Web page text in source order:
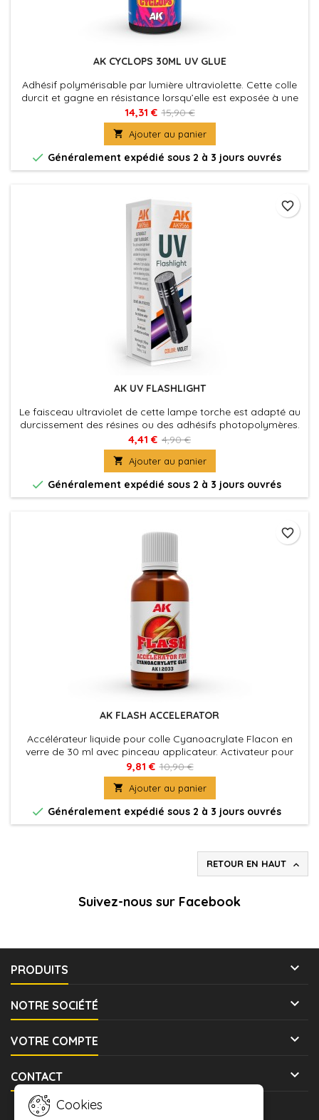
AK CYCLOPS 30ML UV GLUE
Adhésif polymérisable par lumière ultraviolette. Cette colle
durcit et gagne en résistance lorsqu’elle est exposée à une
lumière UV.
14,31 € 15,90 €
 Ajouter au panier
 Généralement expédié sous 2 à 3 jours ouvrés
AK UV FLASHLIGHT
Le faisceau ultraviolet de cette lampe torche est adapté au
durcissement des résines ou des adhésifs photopolymères.
Il peut également servir à d'autres usages, comme la
détection de taches, de billets de banque, de minéraux, de
fuites de liquides, de permis de conduire, de passeports,
etc.
4,41 € 4,90 €
 Ajouter au panier
 Généralement expédié sous 2 à 3 jours ouvrés
favorite_border
AK FLASH ACCELERATOR
Accélérateur liquide pour colle Cyanoacrylate Flacon en
verre de 30 ml avec pinceau applicateur. Activateur pour
cyanoacrylate présenté dans un flacon en verre avec
pinceau applicateur, conçu pour accélérer instantanément
le processus de durcissement de la colle.
9,81 € 10,90 €
 Ajouter au panier
 Généralement expédié sous 2 à 3 jours ouvrés
favorite_border
RETOUR EN HAUT 
Suivez-nous sur Facebook
PRODUITS 
NOTRE SOCIÉTÉ 
VOTRE COMPTE 
CONTACT 
Cookies
LETTRE D'INFORMATIONS